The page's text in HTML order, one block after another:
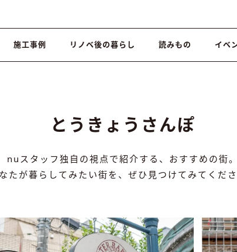
施工事例 リノベ後の暮らし 読みもの イベ
とうきょうさんぽ
nuスタッフ独自の視点で紹介する、おすすめの街。
たが暮らしてみたい街を、ぜひ見つけてみてくださ